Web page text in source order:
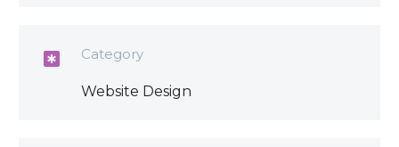
 Category
Website Design